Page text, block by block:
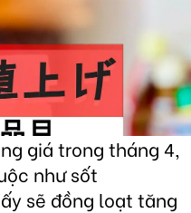
giá trong tháng 4,
như sốt
sẽ đồng loạt tăng